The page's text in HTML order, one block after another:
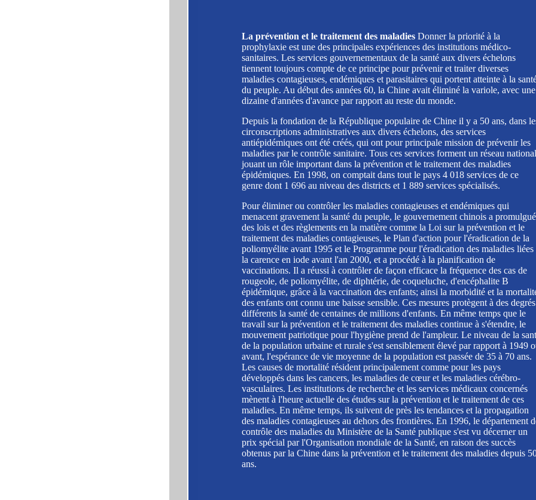
La prévention et le traitement des maladies Donner la priorité à la
prophylaxie est une des principales expériences des institutions médico-
sanitaires. Les services gouvernementaux de la santé aux divers échelons
tiennent toujours compte de ce principe pour prévenir et traiter diverses
maladies contagieuses, endémiques et parasitaires qui portent atteinte à la
du peuple. Au début des années 60, la Chine avait éliminé la variole, avec une
dizaine d'années d'avance par rapport au reste du monde.
Depuis la fondation de la République populaire de Chine il y a 50 ans, dans
circonscriptions administratives aux divers échelons, des services
antiépidémiques ont été créés, qui ont pour principale mission de prévenir les
maladies par le contrôle sanitaire. Tous ces services forment un réseau national
jouant un rôle important dans la prévention et le traitement des maladies
épidémiques. En 1998, on comptait dans tout le pays 4 018 services de ce
genre dont 1 696 au niveau des districts et 1 889 services spécialisés.
Pour éliminer ou contrôler les maladies contagieuses et endémiques qui
menacent gravement la santé du peuple, le gouvernement chinois a promulgué
des lois et des règlements en la matière comme la Loi sur la prévention et le
traitement des maladies contagieuses, le Plan d'action pour l'éradication de la
poliomyélite avant 1995 et le Programme pour l'éradication des maladies liées
la carence en iode avant l'an 2000, et a procédé à la planification de
vaccinations. Il a réussi à contrôler de façon efficace la fréquence des cas de
rougeole, de poliomyélite, de diphtérie, de coqueluche, d'encéphalite B
épidémique, grâce à la vaccination des enfants; ainsi la morbidité et la
des enfants ont connu une baisse sensible. Ces mesures protègent à des degrés
différents la santé de centaines de millions d'enfants. En même temps que le
travail sur la prévention et le traitement des maladies continue à s'étendre, le
mouvement patriotique pour l'hygiène prend de l'ampleur. Le niveau de la
de la population urbaine et rurale s'est sensiblement élevé par rapport à 1949
avant, l'espérance de vie moyenne de la population est passée de 35 à 70 ans.
Les causes de mortalité résident principalement comme pour les pays
développés dans les cancers, les maladies de cœur et les maladies cérébro-
vasculaires. Les institutions de recherche et les services médicaux concernés
mènent à l'heure actuelle des études sur la prévention et le traitement de ces
maladies. En même temps, ils suivent de près les tendances et la propagation
des maladies contagieuses au dehors des frontières. En 1996, le département
contrôle des maladies du Ministère de la Santé publique s'est vu décerner un
prix spécial par l'Organisation mondiale de la Santé, en raison des succès
obtenus par la Chine dans la prévention et le traitement des maladies depuis
ans.